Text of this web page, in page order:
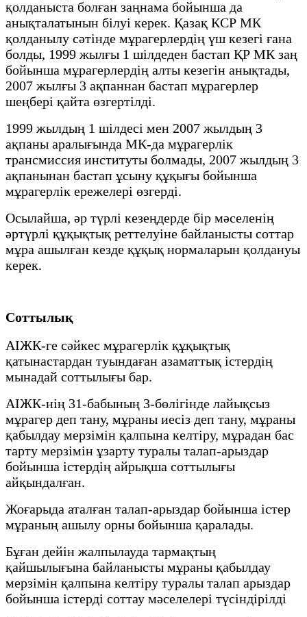
қолданыста болған заңнама бойынша да
анықталатынын білуі керек. Қазақ КСР МК
қолданылу сәтінде мұрагерлердің үш кезегі ғана
болды, 1999 жылғы 1 шілдеден бастап ҚР МК заң
бойынша мұрагерлердің алты кезегін анықтады,
2007 жылғы 3 ақпаннан бастап мұрагерлер
шеңбері қайта өзгертілді.
1999 жылдың 1 шілдесі мен 2007 жылдың 3
ақпаны аралығында МК-да мұрагерлік
трансмиссия институты болмады, 2007 жылдың 3
ақпанынан бастап ұсыну құқығы бойынша
мұрагерлік ережелері өзгерді.
Осылайша, әр түрлі кезеңдерде бір мәселенің
әртүрлі құқықтық реттелуіне байланысты соттар
мұра ашылған кезде құқық нормаларын қолдануы
керек.
Соттылық
АІЖК-ге сәйкес мұрагерлік құқықтық
қатынастардан туындаған азаматтық істердің
мынадай соттылығы бар.
АІЖК-нің 31-бабының 3-бөлігінде лайықсыз
мұрагер деп тану, мұраны иесіз деп тану, мұраны
қабылдау мерзімін қалпына келтіру, мұрадан бас
тарту мерзімін ұзарту туралы талап-арыздар
бойынша істердің айрықша соттылығы
айқындалған.
Жоғарыда аталған талап-арыздар бойынша істер
мұраның ашылу орны бойынша қаралады.
Бұған дейін жалпылауда тармақтың
қайшылығына байланысты мұраны қабылдау
мерзімін қалпына келтіру туралы талап арыздар
бойынша істерді соттау мәселелері түсіндірілді